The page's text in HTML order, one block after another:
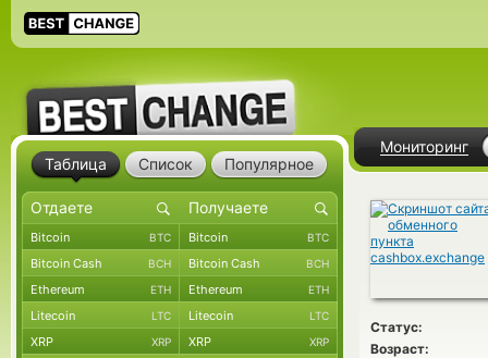
Мониторинг
Статус:
Возраст:
Таблица Список Популярное
Bitcoin BTC Bitcoin BTC
Bitcoin Cash BCH Bitcoin Cash BCH
Ethereum ETH Ethereum ETH
Litecoin LTC Litecoin LTC
XRP XRP XRP XRP